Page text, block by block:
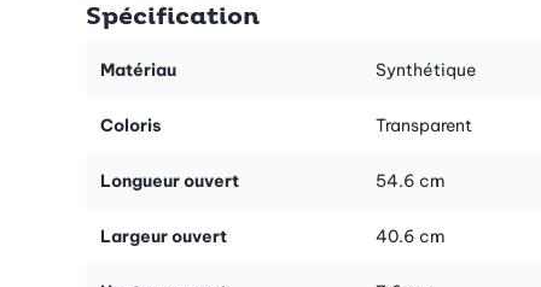
Suggestion: d’autres boîtes de rangement de différentes
Spécification
Matériau Synthétique
Coloris Transparent
Longueur ouvert 54.6 cm
Largeur ouvert 40.6 cm